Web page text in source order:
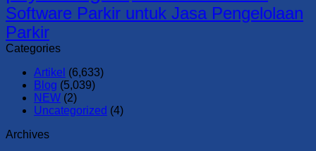
Software Parkir untuk Jasa Pengelolaan
Parkir
Categories
Artikel (6,633)
Blog (5,039)
NEW (2)
Uncategorized (4)
Archives